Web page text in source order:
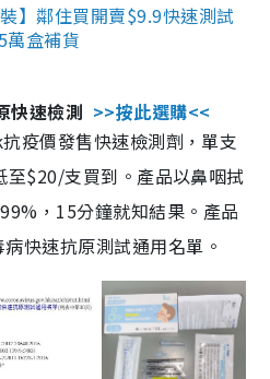
】鄰住買開賣$9.9快速測試
萬盒補貨
快速檢測 >>按此選購<<
疫價發售快速檢測劑，單支
$20/支買到。產品以鼻咽拭
，15分鐘就知結果。產品
快速抗原測試通用名單。